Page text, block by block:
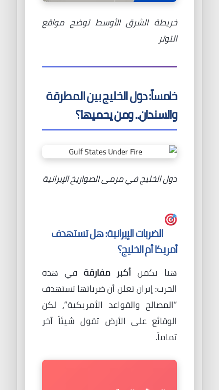
خريطة الشرق الأوسط توضح مواقع
التوتر
خامساً: دول الخليج بين المطرقة
والسندان.. ومن يحميها؟
دول الخليج في مرمى الصواريخ الإيرانية
الضربات الإيرانية: هل تستهدف
أمريكا أم الخليج؟
هنا تكمن أكبر مفارقة في هذه
الحرب: إيران تعلن أن ضرباتها تستهدف
“المصالح والقواعد الأمريكية”، لكن
الوقائع على الأرض تقول شيئاً آخر
تماماً.